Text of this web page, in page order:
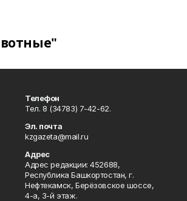
Телефон
Тел. 8 (34783) 7-42-62.
Эл. почта
kzgazeta@mail.ru
Адрес
Адрес редакции: 452688,
Республика Башкортостан, г.
Нефтекамск, Берёзовское шоссе,
4-а, 3-й этаж.